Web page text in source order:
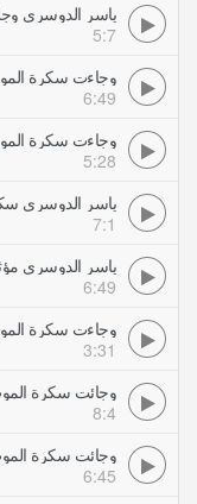
5:7
6:49
5:28
7:1
6:49
3:31
8:4
6:45